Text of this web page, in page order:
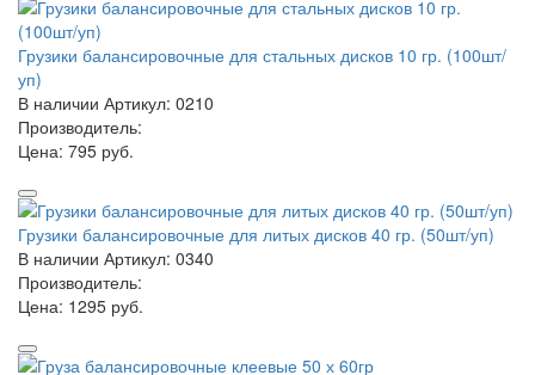
Грузики балансировочные для стальных дисков 10 гр. (100шт/
уп)
В наличии Артикул: 0210
Производитель:
Цена: 795 руб.
Грузики балансировочные для литых дисков 40 гр. (50шт/уп)
В наличии Артикул: 0340
Производитель:
Цена: 1295 руб.